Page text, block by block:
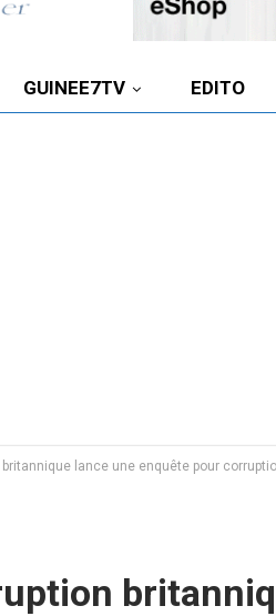
GUINEE7TV EDITO
britannique lance une enquête pour